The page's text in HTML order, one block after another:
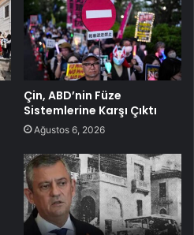
Çin, ABD’nin Füze
Sistemlerine Karşı Çıktı
Ağustos 6, 2026